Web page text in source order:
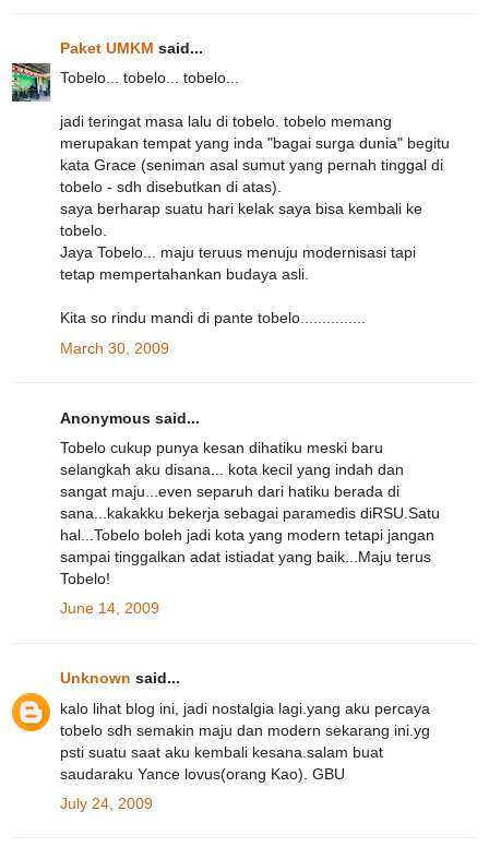
Paket UMKM said...
Tobelo... tobelo... tobelo...
jadi teringat masa lalu di tobelo. tobelo memang
merupakan tempat yang inda "bagai surga dunia" begitu
kata Grace (seniman asal sumut yang pernah tinggal di
tobelo - sdh disebutkan di atas).
saya berharap suatu hari kelak saya bisa kembali ke
tobelo.
Jaya Tobelo... maju teruus menuju modernisasi tapi
tetap mempertahankan budaya asli.
Kita so rindu mandi di pante tobelo...............
March 30, 2009
Anonymous said...
Tobelo cukup punya kesan dihatiku meski baru
selangkah aku disana... kota kecil yang indah dan
sangat maju...even separuh dari hatiku berada di
sana...kakakku bekerja sebagai paramedis diRSU.Satu
hal...Tobelo boleh jadi kota yang modern tetapi jangan
sampai tinggalkan adat istiadat yang baik...Maju terus
Tobelo!
June 14, 2009
Unknown said...
kalo lihat blog ini, jadi nostalgia lagi.yang aku percaya
tobelo sdh semakin maju dan modern sekarang ini.yg
psti suatu saat aku kembali kesana.salam buat
saudaraku Yance lovus(orang Kao). GBU
July 24, 2009